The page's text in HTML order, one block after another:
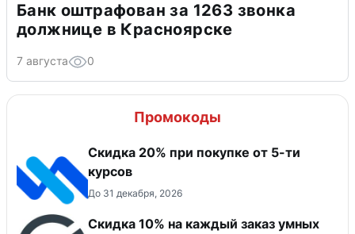
Банк оштрафован за 1263 звонка
должнице в Красноярске
7 августа 0
Промокоды
Скидка 20% при покупке от 5-ти
курсов
До 31 декабря, 2026
Скидка 10% на каждый заказ умных